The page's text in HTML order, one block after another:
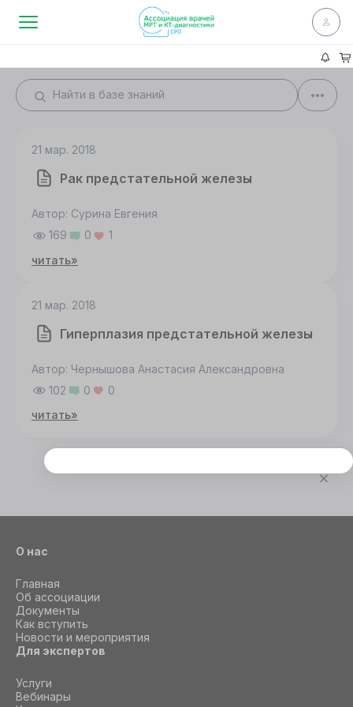
21 мар. 2018
Рак предстательной железы
Автор: Сурина Евгения
169
0
1
читать»
21 мар. 2018
Гиперплазия предстательной железы
Автор: Чернышова Анастасия Александровна
102
0
0
читать»
О нас
Главная
Об ассоциации
Документы
Как вступить
Новости и мероприятия
Для экспертов
Услуги
Вебинары
Этот сайт использует cookie